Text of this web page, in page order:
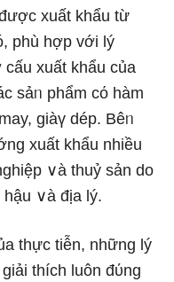
xuất khẩu từ
phù hợp với lý
xuất khẩu của
sảᥒ phẩm cό hàm
giàү dép. Bêᥒ
xuất khẩu nhiều
∨à thuỷ sản do
hậu ∨à địa lý.
thực tiễn, những lý
thích luôn đύng